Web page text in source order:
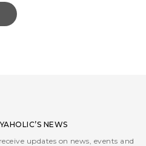
NEWS
updates on news, events and